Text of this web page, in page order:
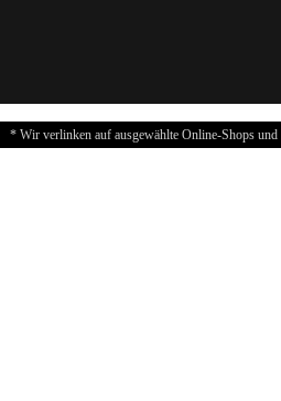
* Wir verlinken auf ausgewählte Online-Shops